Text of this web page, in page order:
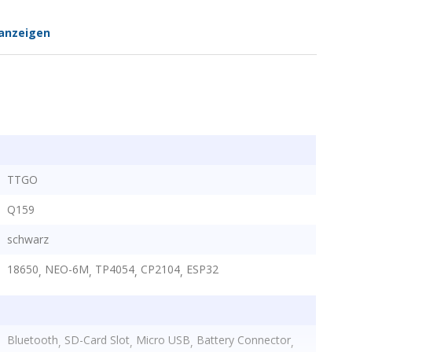
TTGO
Q159
schwarz
18650, NEO-6M, TP4054, CP2104, ESP32
Bluetooth, SD-Card Slot, Micro USB, Battery Connector,